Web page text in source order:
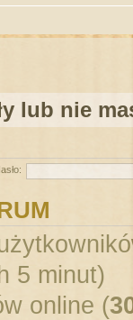
lub nie
5 minut)
online (